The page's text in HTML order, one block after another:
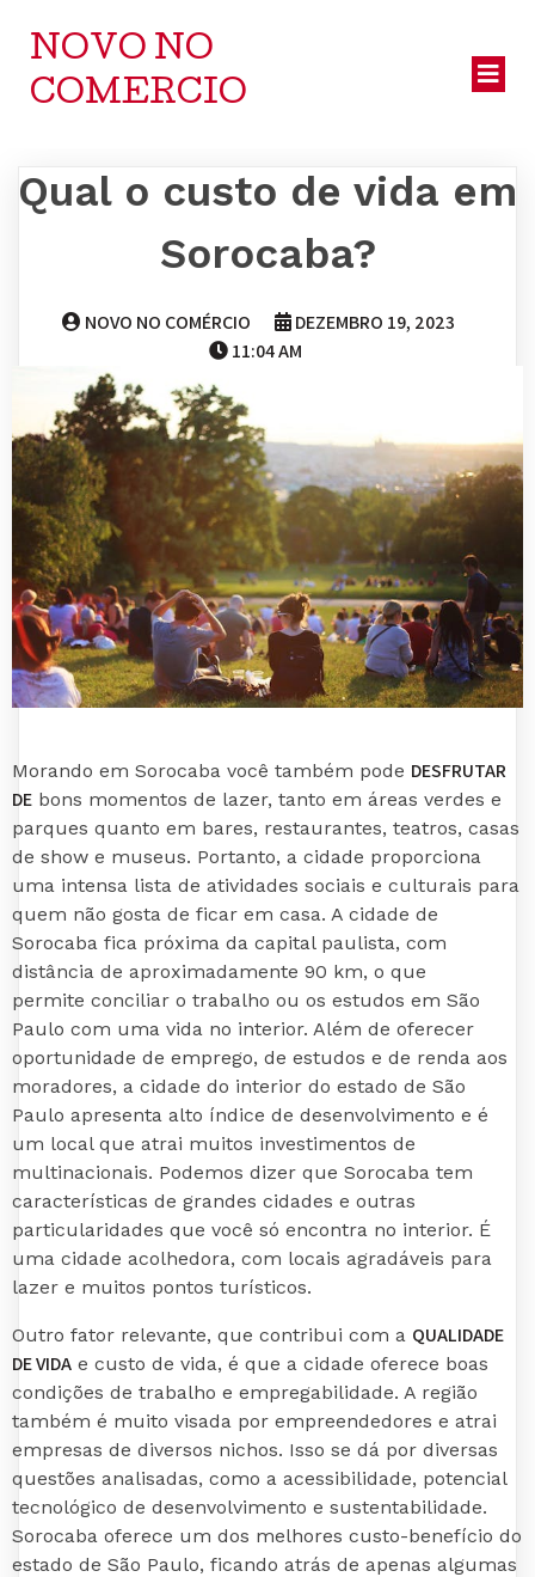
NOVO NO
COMERCIO
Qual o custo de vida em
Sorocaba?
NOVO NO COMÉRCIO
DEZEMBRO 19, 2023
11:04 AM
Morando em Sorocaba você também pode DESFRUTAR
DE bons momentos de lazer, tanto em áreas verdes e
parques quanto em bares, restaurantes, teatros, casas
de show e museus. Portanto, a cidade proporciona
uma intensa lista de atividades sociais e culturais para
quem não gosta de ficar em casa. A cidade de
Sorocaba fica próxima da capital paulista, com
distância de aproximadamente 90 km, o que
permite conciliar o trabalho ou os estudos em São
Paulo com uma vida no interior. Além de oferecer
oportunidade de emprego, de estudos e de renda aos
moradores, a cidade do interior do estado de São
Paulo apresenta alto índice de desenvolvimento e é
um local que atrai muitos investimentos de
multinacionais. Podemos dizer que Sorocaba tem
características de grandes cidades e outras
particularidades que você só encontra no interior. É
uma cidade acolhedora, com locais agradáveis para
lazer e muitos pontos turísticos.
Outro fator relevante, que contribui com a QUALIDADE
DE VIDA e custo de vida, é que a cidade oferece boas
condições de trabalho e empregabilidade. A região
também é muito visada por empreendedores e atrai
empresas de diversos nichos. Isso se dá por diversas
questões analisadas, como a acessibilidade, potencial
tecnológico de desenvolvimento e sustentabilidade.
Sorocaba oferece um dos melhores custo-benefício do
estado de São Paulo, ficando atrás de apenas algumas